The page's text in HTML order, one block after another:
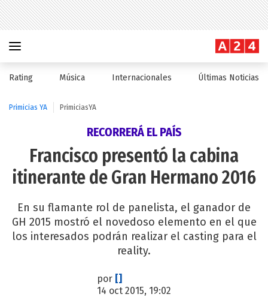
Rating Música Internacionales Últimas Noticias
Primicias YA PrimiciasYA
RECORRERÁ EL PAÍS
Francisco presentó la cabina
itinerante de Gran Hermano 2016
En su flamante rol de panelista, el ganador de
GH 2015 mostró el novedoso elemento en el que
los interesados podrán realizar el casting para el
reality.
por []
14 oct 2015, 19:02